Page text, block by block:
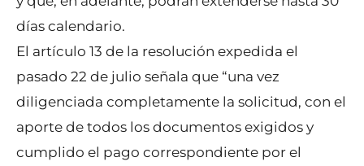
días calendario.
El artículo 13 de la resolución expedida el
pasado 22 de julio señala que “una vez
diligenciada completamente la solicitud, con el
aporte de todos los documentos exigidos y
cumplido el pago correspondiente por el